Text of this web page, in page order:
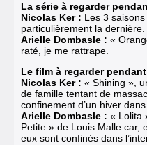
La série à regarder
Nicolas Ker : Les 3
particulièrement la dernière.
Arielle Dombasle : «
raté, je me rattrape.
Le film à regarder
Nicolas Ker : « Shining »,
de famille tentant de
confinement d’un hiver
Arielle Dombasle : « Lolita
Petite » de Louis Malle car,
eux sont confinés dans